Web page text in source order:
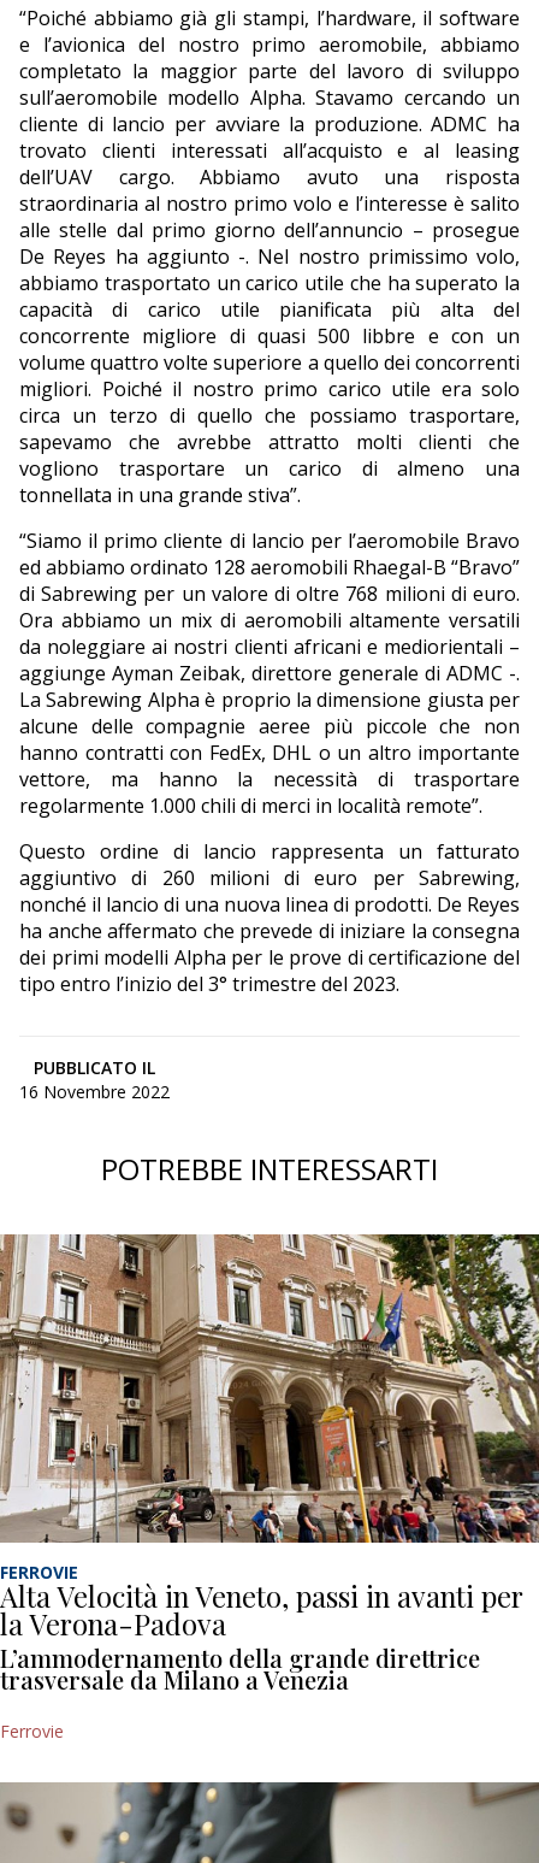
“Poiché abbiamo già gli stampi, l’hardware, il software
e l’avionica del nostro primo aeromobile, abbiamo
completato la maggior parte del lavoro di sviluppo
sull’aeromobile modello Alpha. Stavamo cercando un
cliente di lancio per avviare la produzione. ADMC ha
trovato clienti interessati all’acquisto e al leasing
dell’UAV cargo. Abbiamo avuto una risposta
straordinaria al nostro primo volo e l’interesse è salito
alle stelle dal primo giorno dell’annuncio – prosegue
De Reyes ha aggiunto -. Nel nostro primissimo volo,
abbiamo trasportato un carico utile che ha superato la
capacità di carico utile pianificata più alta del
concorrente migliore di quasi 500 libbre e con un
volume quattro volte superiore a quello dei concorrenti
migliori. Poiché il nostro primo carico utile era solo
circa un terzo di quello che possiamo trasportare,
sapevamo che avrebbe attratto molti clienti che
vogliono trasportare un carico di almeno una
tonnellata in una grande stiva”.
“Siamo il primo cliente di lancio per l’aeromobile Bravo
ed abbiamo ordinato 128 aeromobili Rhaegal-B “Bravo”
di Sabrewing per un valore di oltre 768 milioni di euro.
Ora abbiamo un mix di aeromobili altamente versatili
da noleggiare ai nostri clienti africani e mediorientali –
aggiunge Ayman Zeibak, direttore generale di ADMC -.
La Sabrewing Alpha è proprio la dimensione giusta per
alcune delle compagnie aeree più piccole che non
hanno contratti con FedEx, DHL o un altro importante
vettore, ma hanno la necessità di trasportare
regolarmente 1.000 chili di merci in località remote”.
Questo ordine di lancio rappresenta un fatturato
aggiuntivo di 260 milioni di euro per Sabrewing,
nonché il lancio di una nuova linea di prodotti. De Reyes
ha anche affermato che prevede di iniziare la consegna
dei primi modelli Alpha per le prove di certificazione del
tipo entro l’inizio del 3° trimestre del 2023.
PUBBLICATO IL
16 Novembre 2022
POTREBBE INTERESSARTI
FERROVIE
Alta Velocità in Veneto, passi in avanti per
la Verona-Padova
L’ammodernamento della grande direttrice
trasversale da Milano a Venezia
Ferrovie